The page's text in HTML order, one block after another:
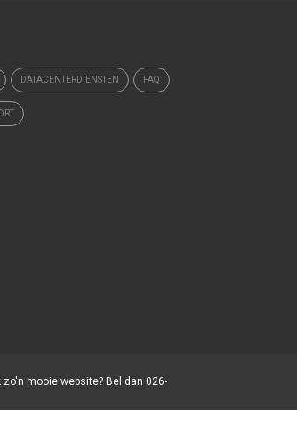
DATACENTERDIENSTEN FAQ
mooie website? Bel dan 026-